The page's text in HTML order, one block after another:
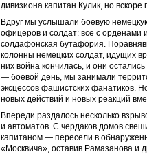
дивизиона капитан Кулик, но
Вдруг мы услышали боевую
офицеров и солдат: все с орденами
солдафонская бутафория.
колонны немецких солдат, идущих
них война кончилась, и они
— боевой день, мы занимали
эксцессов фашистских фанатиков.
новых действий и новых реакций
Впереди раздалось несколько
и автоматов. С чердаков домов
капитаном — пересели в
«Москвича», оставив Рамазанова и